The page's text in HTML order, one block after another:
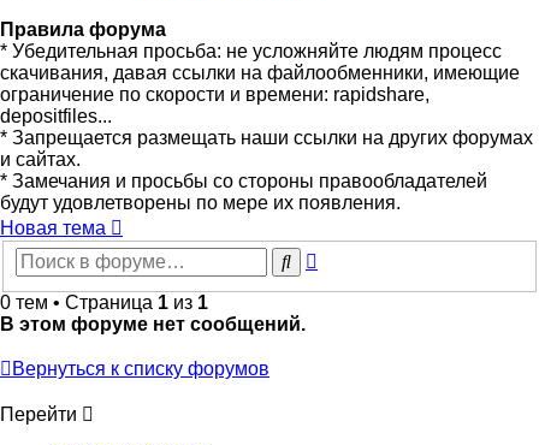
Правила форума
* Убедительная просьба: не усложняйте людям процесс
скачивания, давая ссылки на файлообменники, имеющие
ограничение по скорости и времени: rapidshare,
depositfiles...
* Запрещается размещать наши ссылки на других форумах
и сайтах.
* Замечания и просьбы со стороны правообладателей
будут удовлетворены по мере их появления.
Новая тема
Поиск
0 тем • Страница 1 из 1
В этом форуме нет сообщений.
Вернуться к списку форумов
Перейти